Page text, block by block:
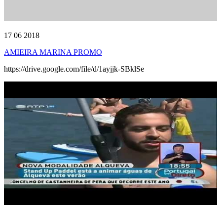
17 06 2018
AMIEIRA MARINA PROMO
https://drive.google.com/file/d/1ayjjk-SBklSe